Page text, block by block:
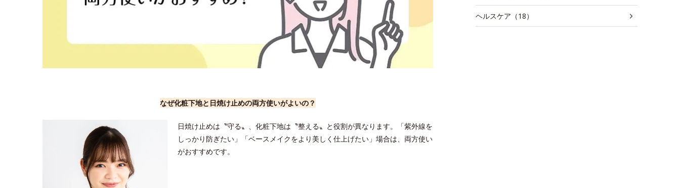
なぜ化粧下地と日焼け止めの両方使いがよいの？
日焼け止めは〝守る〟、化粧下地は〝整える〟と役割が異なります。「紫外線を
しっかり防ぎたい」「ベースメイクをより美しく仕上げたい」場合は、両方使い
がおすすめです。
ヘルスケア（18）